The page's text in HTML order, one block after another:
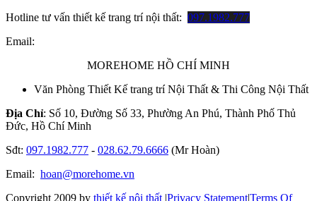
Hotline tư vấn thiết kế trang trí nội thất: 097.1982.777
Email:
MOREHOME HỒ CHÍ MINH
Văn Phòng Thiết Kế trang trí Nội Thất & Thi Công Nội Thất
Địa Chỉ: Số 10, Đường Số 33, Phường An Phú, Thành Phố Thủ
Đức, Hồ Chí Minh
Sđt: 097.1982.777 - 028.62.79.6666 (Mr Hoàn)
Email: hoan@morehome.vn
Copyright 2009 by thiết kế nội thất |Privacy Statement|Terms Of